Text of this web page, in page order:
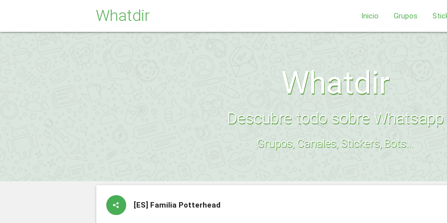
Whatdir Inicio Grupos
Whatdir
Descubre todo sobre Whatsapp
Grupos, Canales, Stickers, Bots...
[ES] Familia Potterhead